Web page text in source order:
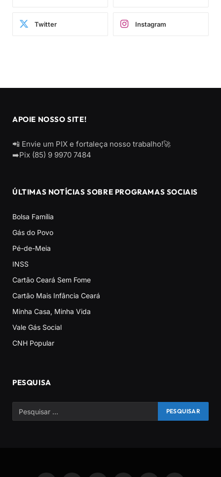
Twitter Instagram
APOIE NOSSO SITE!
📲 Envie um PIX e fortaleça nosso trabalho!🚀
➡️Pix (85) 9 9970 7484
ÚLTIMAS NOTÍCIAS SOBRE PROGRAMAS SOCIAIS
Bolsa Família
Gás do Povo
Pé-de-Meia
INSS
Cartão Ceará Sem Fome
Cartão Mais Infância Ceará
Minha Casa, Minha Vida
Vale Gás Social
CNH Popular
PESQUISA